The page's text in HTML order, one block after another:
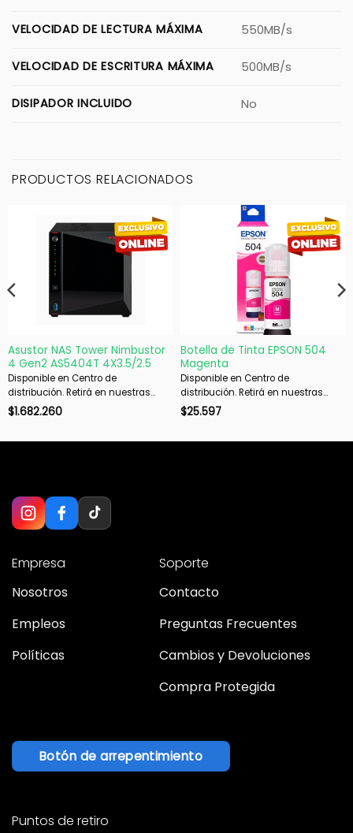
VELOCIDAD DE LECTURA MÁXIMA 550MB/s
VELOCIDAD DE ESCRITURA MÁXIMA 500MB/s
DISIPADOR INCLUIDO No
PRODUCTOS RELACIONADOS
Asustor NAS Tower Nimbustor
4 Gen2 AS5404T 4X3.5/2.5
Disponible en Centro de
distribución. Retirá en nuestras
sucursales en 48 hs hábiles. Si es
$1.682.260
Botella de Tinta EPSON 504
Magenta
Disponible en Centro de
distribución. Retirá en nuestras
sucursales en 48 hs hábiles. Si es
$25.597
Empresa
Nosotros
Empleos
Políticas
Soporte
Contacto
Preguntas Frecuentes
Cambios y Devoluciones
Compra Protegida
Botón de arrepentimiento
Puntos de retiro